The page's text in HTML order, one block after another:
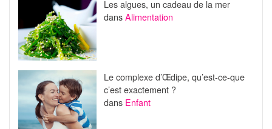
Les algues, un cadeau de la mer
dansAlimentation
Le complexe d’Œdipe, qu’est-ce-que
c’est exactement ?
dans Enfant